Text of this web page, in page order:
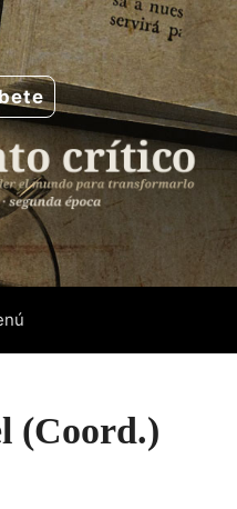
(Coord.)